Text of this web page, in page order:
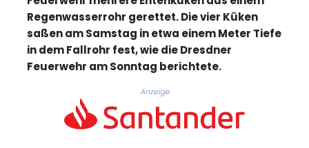
Regenwasserrohr gerettet. Die vier Küken
saßen am Samstag in etwa einem Meter Tiefe
in dem Fallrohr fest, wie die Dresdner
Feuerwehr am Sonntag berichtete.
Anzeige